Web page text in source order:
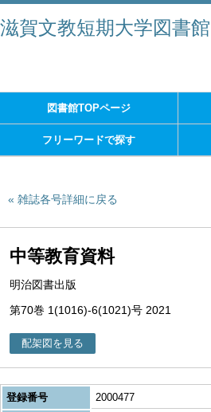
滋賀文教短期大学図書館
図書館TOPページ
フリーワードで探す
雑誌各号詳細に戻る
中等教育資料
明治図書出版
第70巻 1(1016)-6(1021)号 2021
配架図を見る
登録番号
2000477